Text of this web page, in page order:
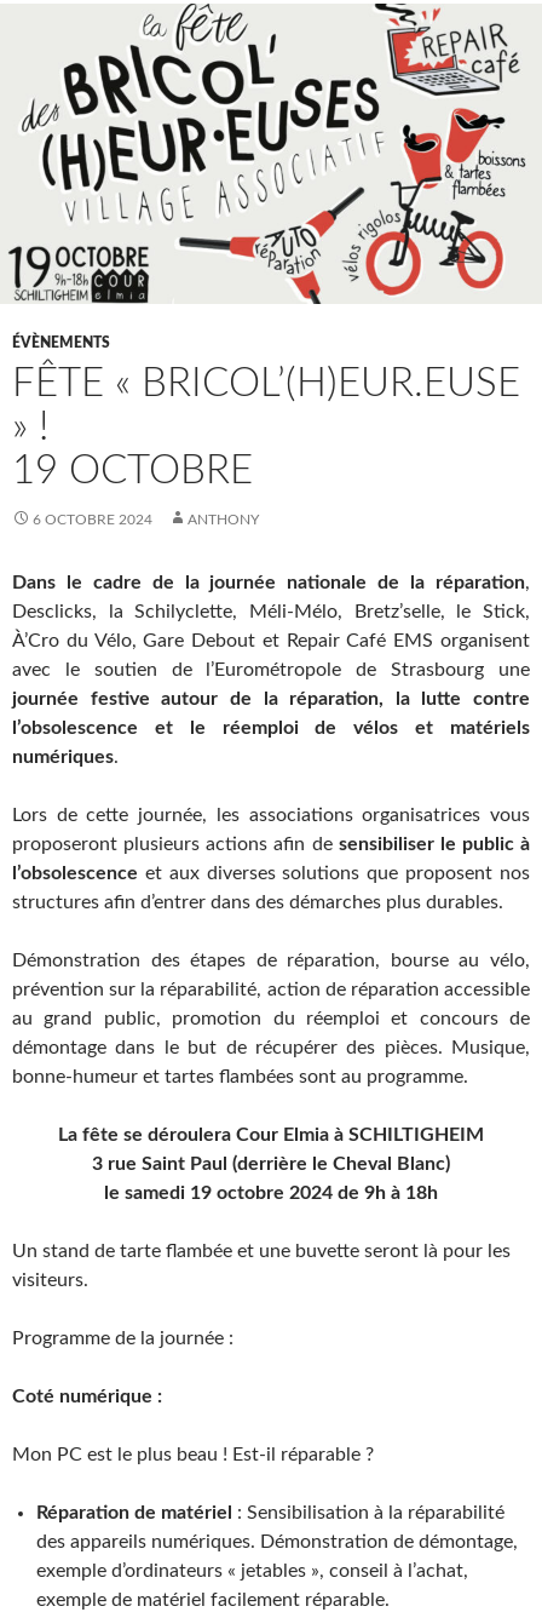
ÉVÈNEMENTS
FÊTE « BRICOL’(H)EUR.EUSE
» !
19 OCTOBRE
6 OCTOBRE 2024 ANTHONY
Dans le cadre de la journée nationale de la réparation,
Desclicks, la Schilyclette, Méli-Mélo, Bretz’selle, le Stick,
À’Cro du Vélo, Gare Debout et Repair Café EMS organisent
avec le soutien de l’Eurométropole de Strasbourg une
journée festive autour de la réparation, la lutte contre
l’obsolescence et le réemploi de vélos et matériels
numériques.
Lors de cette journée, les associations organisatrices vous
proposeront plusieurs actions afin de sensibiliser le public à
l’obsolescence et aux diverses solutions que proposent nos
structures afin d’entrer dans des démarches plus durables.
Démonstration des étapes de réparation, bourse au vélo,
prévention sur la réparabilité, action de réparation accessible
au grand public, promotion du réemploi et concours de
démontage dans le but de récupérer des pièces. Musique,
bonne-humeur et tartes flambées sont au programme.
La fête se déroulera Cour Elmia à SCHILTIGHEIM
3 rue Saint Paul (derrière le Cheval Blanc)
le samedi 19 octobre 2024 de 9h à 18h
Un stand de tarte flambée et une buvette seront là pour les
visiteurs.
Programme de la journée :
Coté numérique :
Mon PC est le plus beau ! Est-il réparable ?
Réparation de matériel
: Sensibilisation à la réparabilité
des appareils numériques. Démonstration de démontage,
exemple d’ordinateurs « jetables », conseil à l’achat,
exemple de matériel facilement réparable.